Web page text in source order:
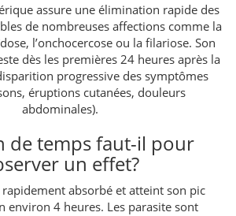
assure une élimination rapide des
de nombreuses affections comme la
l’onchocercose ou la filariose. Son
dès les premières 24 heures après la
progressive des symptômes
éruptions cutanées, douleurs
abdominales).
de temps faut-il pour
un effet?
rapidement absorbé et atteint son pic
environ 4 heures. Les parasite sont